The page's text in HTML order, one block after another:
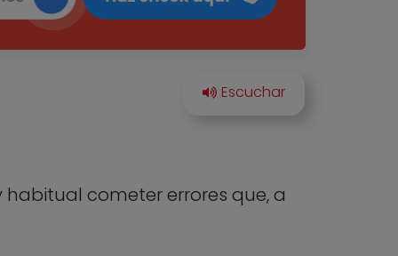
cometer errores que, a